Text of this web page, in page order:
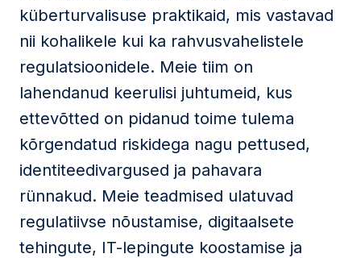
küberturvalisuse praktikaid, mis vastavad
nii kohalikele kui ka rahvusvahelistele
regulatsioonidele. Meie tiim on
lahendanud keerulisi juhtumeid, kus
ettevõtted on pidanud toime tulema
kõrgendatud riskidega nagu pettused,
identiteedivargused ja pahavara
rünnakud. Meie teadmised ulatuvad
regulatiivse nõustamise, digitaalsete
tehingute, IT-lepingute koostamise ja